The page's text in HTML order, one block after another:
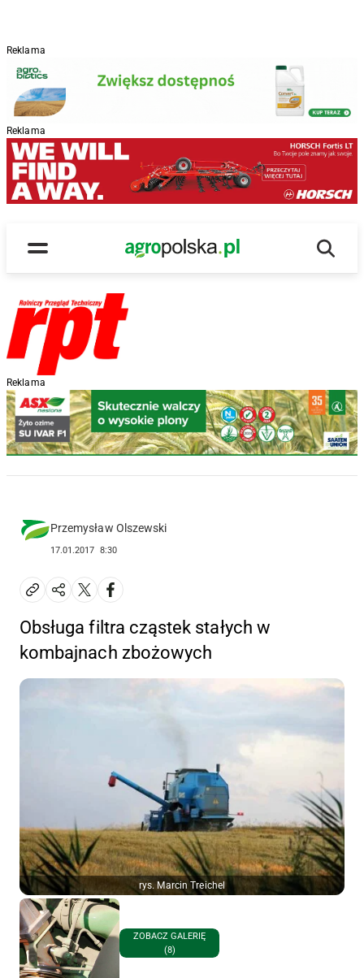
Reklama
Reklama
Menu
Main Logo
Reklama
Przemysław Olszewski
17.01.2017 8:30
Obsługa filtra cząstek stałych w
kombajnach zbożowych
rys. Marcin Treichel
ZOBACZ GALERIĘ
(8)